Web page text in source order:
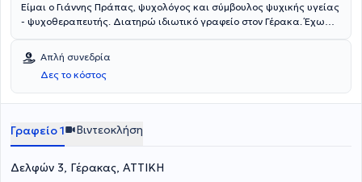
Είμαι ο Γιάννης Πράπας, ψυχολόγος και σύμβουλος ψυχικής υγείας
- ψυχοθεραπευτής. Διατηρώ ιδιωτικό γραφείο στον Γέρακα. Έχω
University) Ψυχολογία, στην Ελλάδα (Ε.Κ.Π.Α. και Ε.Α.Π. Ανοικτό
Πανεπιστήμιο) και στο εξωτερικό (Scotland, Edinburgh) Γνωσιακή
και Συμπεριφοριστική Ψυχοθεραπεία, Ψυχογλωσσολογία και
Συμβουλευτική, Εκπαίδευση Ενηλίκων και Συμβουλευτική στον
Συνθετική-Απαρτιωτική Ψυχοθεραπεία, στη Συμβουλευτική και τη
Θετική Ψυχοθεραπεία. Επίσης, συνεργάζομαι σε επίπεδο
ιδιωτικούς φορείς. Στο γραφείο μου αναλαμβάνω περιστατικά που
Απλή συνεδρία
Δες το κόστος
Γραφείο 1 Βιντεοκλήση
Δελφών 3, Γέρακας, ΑΤΤΙΚΗ